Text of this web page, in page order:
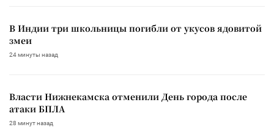
В Индии три школьницы погибли от укусов ядовитой
змеи
24 минуты назад
Власти Нижнекамска отменили День города после
атаки БПЛА
28 минут назад